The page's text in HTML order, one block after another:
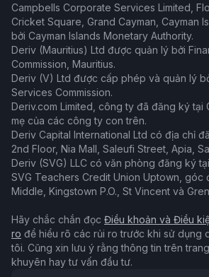
Campbells Corporate Services Limited,
Cricket Square, Grand Cayman, Cayman
bởi Cayman Islands Monetary Authority.
Deriv (Mauritius) Ltd được quản lý bởi
Commission, Mauritius.
Deriv (V) Ltd được cấp phép và quản lý
Services Commission.
Deriv.com Limited, công ty đã đăng ký tại
mẹ của các công ty con trên.
Deriv Capital International Ltd có địa chỉ
2nd Floor, Nia Mall, Saleufi Street, Apia,
Deriv (SVG) LLC có văn phòng đăng ký
SVG Teachers Credit Union Uptown, góc
Middle, Kingstown P.O., St Vincent và
Hãy chắc chắn đọc Điều khoản và Điều
ro để hiểu rõ các rủi ro trước khi sử dụng
tôi. Cũng xin lưu ý rằng thông tin trên
khuyên hay tư vấn đầu tư.